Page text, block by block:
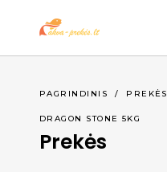
PAGRINDINIS / PREKĖS
DRAGON STONE 5KG
Prekės